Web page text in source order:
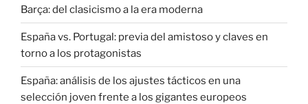
Barça: del clasicismo a la era moderna
España vs. Portugal: previa del amistoso y claves en
torno a los protagonistas
España: análisis de los ajustes tácticos en una
selección joven frente a los gigantes europeos